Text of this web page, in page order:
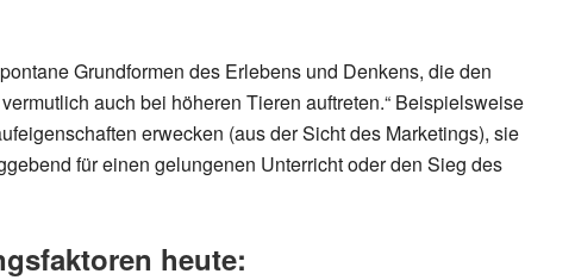
Grundformen des Erlebens und Denkens, die den
auch bei höheren Tieren auftreten.“ Beispielsweise
erwecken (aus der Sicht des Marketings), sie
für einen gelungenen Unterricht oder den Sieg des
heute: